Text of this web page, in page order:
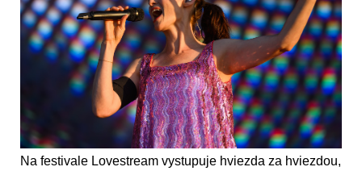
Na festivale Lovestream vystupuje hviezda za hviezdou,